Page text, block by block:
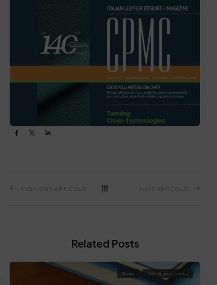
PREVIOUS ARTICOLO NEXT ARTICOLO
Related Posts
News Notizia per ricerca